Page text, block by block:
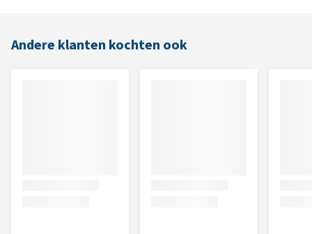
Andere klanten kochten ook